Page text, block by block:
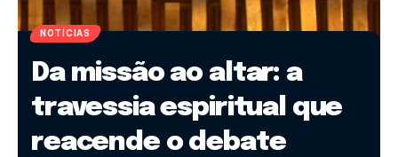
NOTÍCIAS
Da missão ao altar: a
travessia espiritual que
reacende o debate